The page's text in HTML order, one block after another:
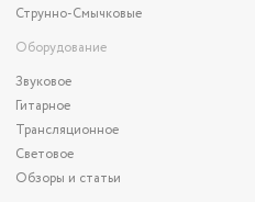
Струнно-Смычковые
Оборудование
Звуковое
Гитарное
Трансляционное
Световое
Обзоры и статьи